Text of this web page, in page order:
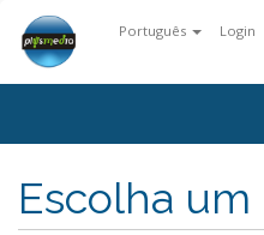
Português Login
Escolha um